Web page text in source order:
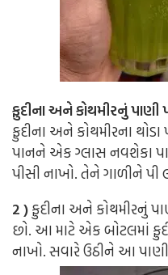
ફુદીના અને કોથમીરનું પાણી
ફુદીના અને કોથમીરના
પાનને એક ગ્લાસ નવશેકા
પીસી નાખો. તેને ગાળીને પી
2 )ફુદીના અને કોથમીરનું
છો. આ માટે એક બોટલમાં
નાખો. સવારે ઉઠીને આ